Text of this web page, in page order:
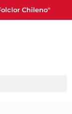
Chileno"